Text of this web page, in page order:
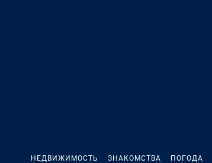
НЕДВИЖИМОСТЬ ЗНАКОМСТВА ПОГОДА